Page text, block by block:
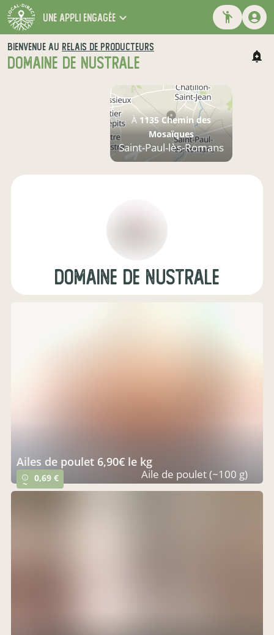
une appli engagée
BIENVENUE AU RELAIS DE PRODUCTEURS
DOMAINE DE NUSTRALE
À 1135 Chemin des
Mosaïques
Saint-Paul-lès-Romans
Domaine de Nustrale
ailes de poulet 6,90€ le kg
info_outline
~ 0,69 € Aile de poulet (~100 g)